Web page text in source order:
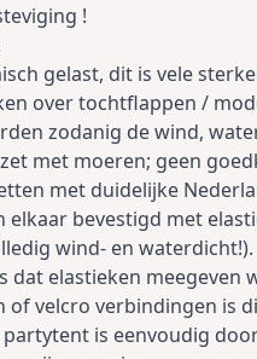
!
gelast, dit is vele
over tochtflappen /
zodanig de wind,
met moeren; geen
met duidelijke
elkaar bevestigd met
wind- en waterdicht!).
dat elastieken meegeven
velcro verbindingen is
is eenvoudig